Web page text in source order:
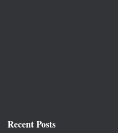
Recent Posts